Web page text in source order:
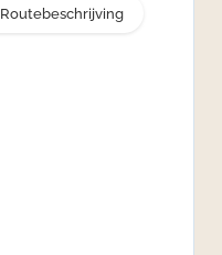
Routebeschrijving